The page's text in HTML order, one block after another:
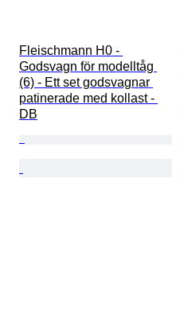
Fleischmann H0 -
Godsvagn för modelltåg
(6) - Ett set godsvagnar
patinerade med kollast -
DB